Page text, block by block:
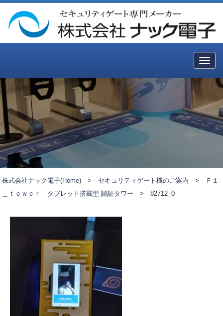
株式会社ナック電子(Home) > セキュリティゲート機のご案内 >
Ｆ１
＿ｔｏｗｅｒ タブレット搭載型 認証タワー >82712_0